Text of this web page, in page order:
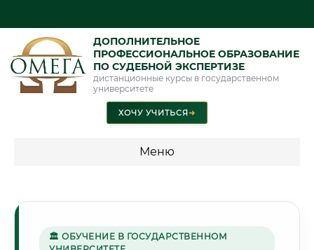
ДОПОЛНИТЕЛЬНОЕ
ПРОФЕССИОНАЛЬНОЕ ОБРАЗОВАНИЕ
ПО СУДЕБНОЙ ЭКСПЕРТИЗЕ
дистанционные курсы в государственном
университете
ХОЧУ УЧИТЬСЯ➜
Меню
специальности"
🏛 ОБУЧЕНИЕ В ГОСУДАРСТВЕННОМ